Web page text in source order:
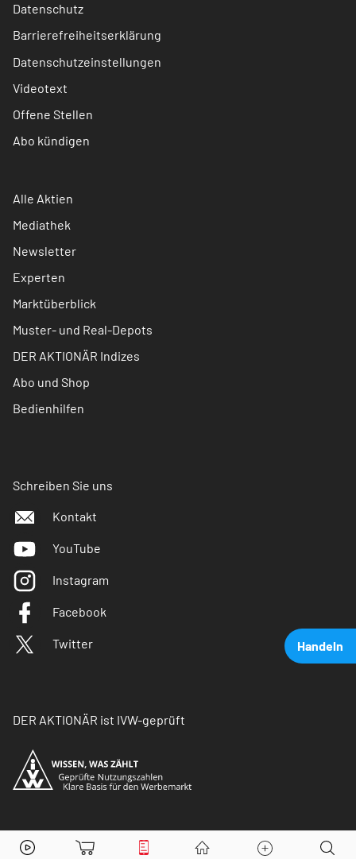
Handeln
Porsche Automobil Holding Aktie jetzt handeln?
Datenschutz
Barrierefreiheitserklärung
Datenschutzeinstellungen
Videotext
Offene Stellen
Abo kündigen
Alle Aktien
Mediathek
Newsletter
Experten
Marktüberblick
Muster- und Real-Depots
DER AKTIONÄR Indizes
Abo und Shop
Bedienhilfen
Schreiben Sie uns
Kontakt
YouTube
Instagram
Facebook
Twitter
DER AKTIONÄR ist IVW-geprüft